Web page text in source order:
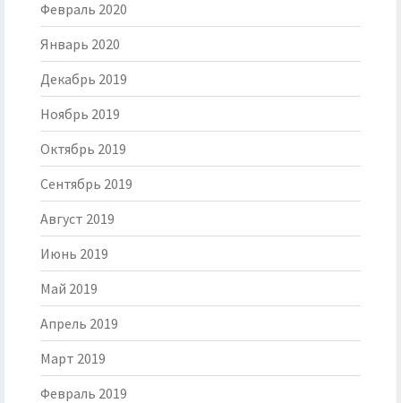
Февраль 2020
Январь 2020
Декабрь 2019
Ноябрь 2019
Октябрь 2019
Сентябрь 2019
Август 2019
Июнь 2019
Май 2019
Апрель 2019
Март 2019
Февраль 2019